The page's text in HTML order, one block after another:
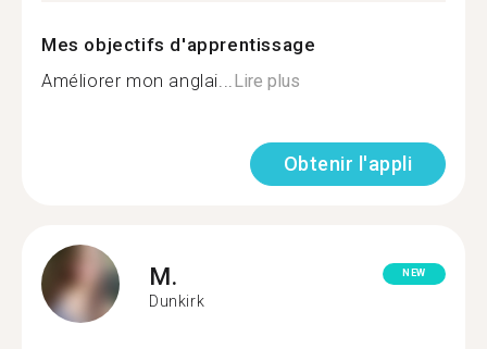
Mes objectifs d'apprentissage
Améliorer mon anglai...Lire plus
Obtenir l'appli
M.
Dunkirk
NEW